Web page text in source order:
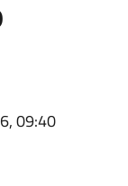
09:40